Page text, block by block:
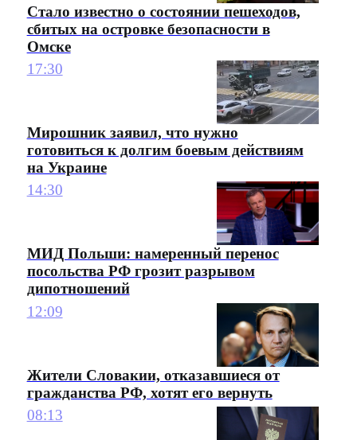
Стало известно о состоянии пешеходов,
сбитых на островке безопасности в
Омске
17:30
Мирошник заявил, что нужно
готовиться к долгим боевым действиям
на Украине
14:30
МИД Польши: намеренный перенос
посольства РФ грозит разрывом
дипотношений
12:09
Жители Словакии, отказавшиеся от
гражданства РФ, хотят его вернуть
08:13